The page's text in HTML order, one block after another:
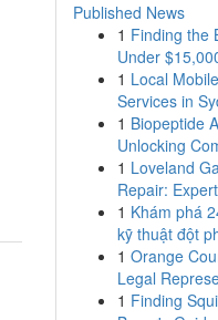
Published News
1 Finding the
Under
1 Local
Services in
1 Biopeptide
Unlocking
1 Loveland
Repair:
1 Khám phá
kỹ thuật đột
1 Orange
Legal
1 Finding